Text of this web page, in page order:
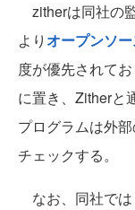
zitherは同社の
より オープンソ
度が優先されて
に置き、Zitherと
プログラムは外
チェックする。
なお、同社では